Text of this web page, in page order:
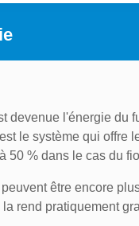
devenue l'énergie du
le système qui offre
50 % dans le cas du
être encore
rend pratiquement